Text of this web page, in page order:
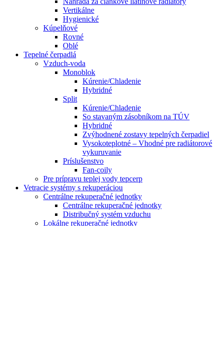
Vertikálne
Hygienické
Kúpelňové
Rovné
Oblé
Tepelné čerpadlá
Vzduch-voda
Monoblok
Kúrenie/Chladenie
Hybridné
Split
Kúrenie/Chladenie
So stavaným zásobníkom na TÚV
Hybridné
Zvýhodnené zostavy tepelných čerpadiel
Vysokoteplotné – Vhodné pre radiátorové
vykuruvanie
Príslušenstvo
Fan-coily
Pre prípravu teplej vody tepcerp
Vetracie systémy s rekuperáciou
Centrálne rekuperačné jednotky
Centrálne rekuperačné jednotky
Distribučný systém vzduchu
Lokálne rekuperačné jednotky